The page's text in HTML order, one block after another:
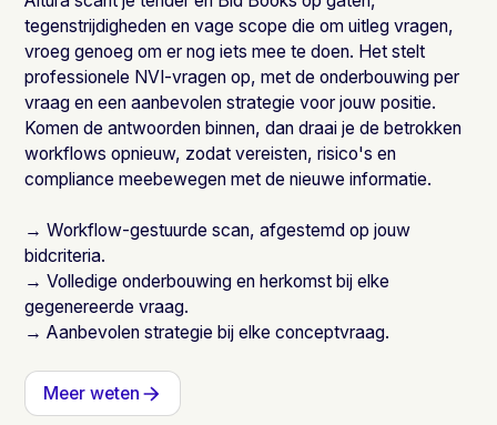
tegenstrijdigheden en vage scope die om uitleg vragen,
vroeg genoeg om er nog iets mee te doen. Het stelt
professionele NVI-vragen op, met de onderbouwing per
vraag en een aanbevolen strategie voor jouw positie.
Komen de antwoorden binnen, dan draai je de betrokken
workflows opnieuw, zodat vereisten, risico's en
compliance meebewegen met de nieuwe informatie.
→ Workflow-gestuurde scan, afgestemd op jouw
bidcriteria.
→ Volledige onderbouwing en herkomst bij elke
gegenereerde vraag.
→ Aanbevolen strategie bij elke conceptvraag.
Meer weten